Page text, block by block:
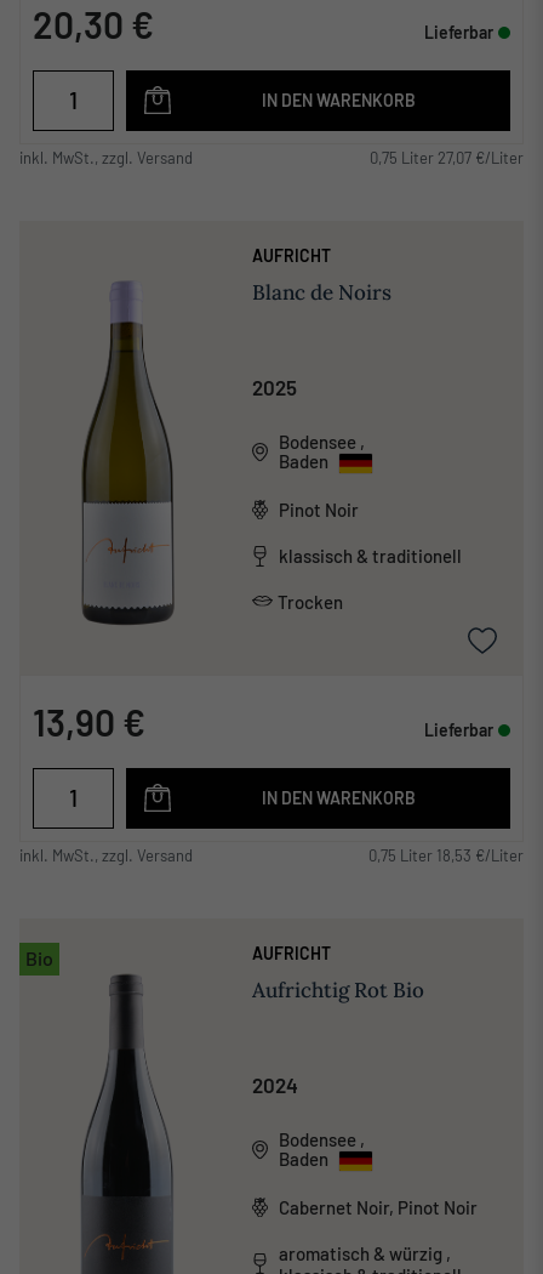
20,30 € Lieferbar
IN DEN WARENKORB
inkl. MwSt., zzgl. Versand 0,75 Liter 27,07 €/Liter
AUFRICHT
Blanc de Noirs
2025
Bodensee ,
Baden
Pinot Noir
klassisch & traditionell
Trocken
13,90 € Lieferbar
IN DEN WARENKORB
inkl. MwSt., zzgl. Versand 0,75 Liter 18,53 €/Liter
Bio AUFRICHT
Aufrichtig Rot Bio
2024
Bodensee ,
Baden
Cabernet Noir, Pinot Noir
aromatisch & würzig ,